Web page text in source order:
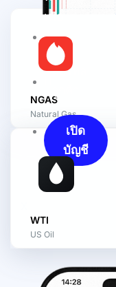
เนอ
ร์
พอร์ทัล
เปิด
บัญชี
NGAS
Natural Gas
WTI
US Oil